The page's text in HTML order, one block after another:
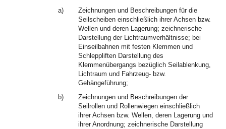
a)
Zeichnungen und Beschreibungen für die
Seilscheiben einschließlich ihrer Achsen bzw.
Wellen und deren Lagerung; zeichnerische
Darstellung der Lichtraumverhältnisse; bei
Einseilbahnen mit festen Klemmen und
Schleppliften Darstellung des
Klemmenübergangs bezüglich Seilablenkung,
Lichtraum und Fahrzeug- bzw.
Gehängeführung;
b)
Zeichnungen und Beschreibungen der
Seilrollen und Rollenwiegen einschließlich
ihrer Achsen bzw. Wellen, deren Lagerung und
ihrer Anordnung; zeichnerische Darstellung